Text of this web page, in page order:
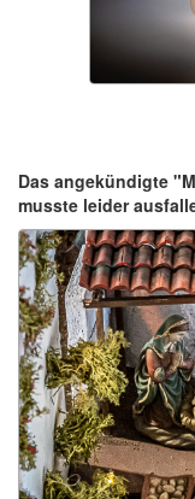
Das angekündigte
musste leider